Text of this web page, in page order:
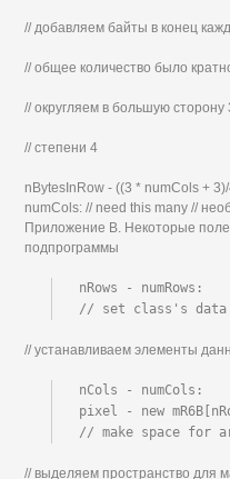
// добавляем байты в конец
// общее количество было
// округляем в большую
// степени 4
nBytesInRow - ((3 * numCols +
numCols: // need this many //
Приложение В. Некоторые
подпрограммы
nRows - numRows:
// set class's data
// устанавливаем элементы
nCols - numCols:
pixel - new
// make space for
// выделяем пространство для